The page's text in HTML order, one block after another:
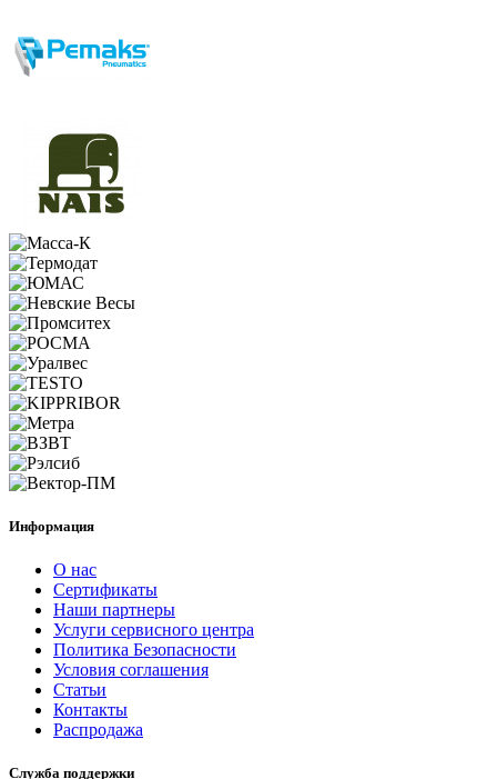
Информация
О нас
Сертификаты
Наши партнеры
Услуги сервисного центра
Политика Безопасности
Условия соглашения
Статьи
Контакты
Распродажа
Служба поддержки